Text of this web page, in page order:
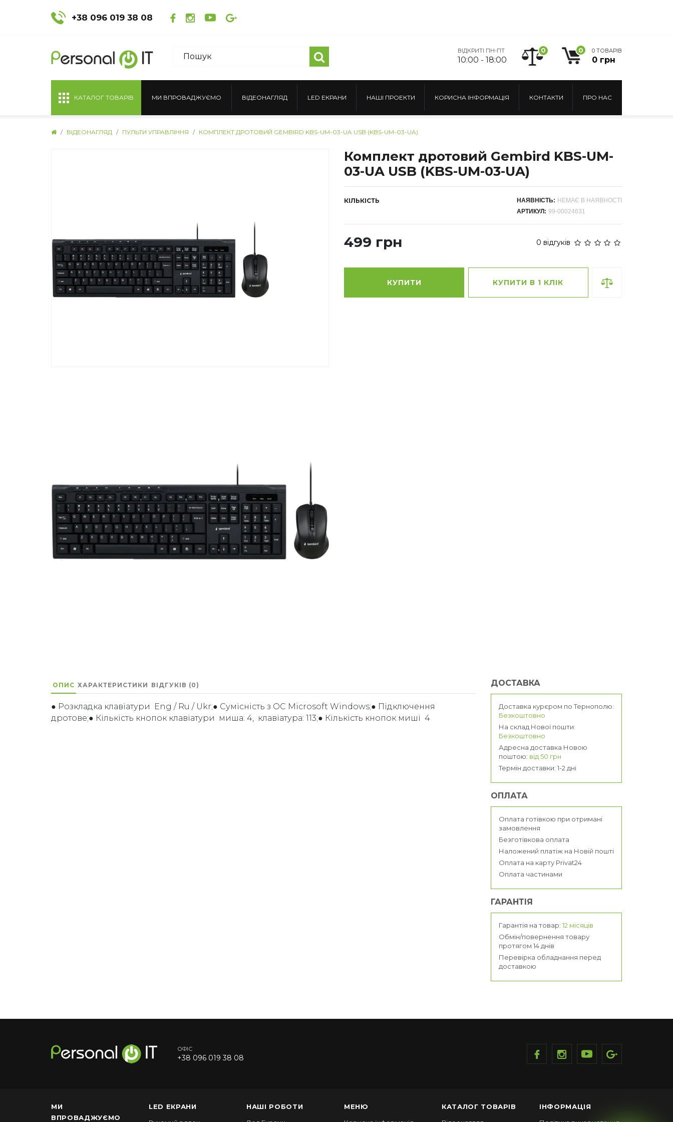
+38 096 019 38 08
ВІДКРИТІ ПН-ПТ
10:00 - 18:00
0 0 0 ТОВАРІВ
0 грн
КАТАЛОГ ТОВАРІВ МИ ВПРОВАДЖУЄМО ВІДЕОНАГЛЯД LED ЕКРАНИ НАШІ ПРОЕКТИ КОРИСНА ІНФОРМАЦІЯ КОНТАКТИ ПРО НАС
ВІДЕОНАГЛЯД ПУЛЬТИ УПРАВЛІННЯ КОМПЛЕКТ ДРОТОВИЙ GEMBIRD KBS-UM-03-UA USB (KBS-UM-03-UA)
Комплект дротовий Gembird KBS-UM-
03-UA USB (KBS-UM-03-UA)
КІЛЬКІСТЬ НАЯВНІСТЬ: НЕМАЄ В НАЯВНОСТІ
АРТИКУЛ: 99-00024631
499 грн 0 відгуків
КУПИТИ КУПИТИ В 1 КЛІК
ОПИС ХАРАКТЕРИСТИКИ ВІДГУКІВ (0)
● Розкладка клавіатури Eng / Ru / Ukr;● Сумісність з ОС Microsoft Windows;● Підключення
дротове;● Кількість кнопок клавіатури миша: 4, клавіатура: 113;● Кількість кнопок миші 4
ДОСТАВКА
Доставка курєром по Тернополю:
Безкоштовно
На склад Нової пошти:
Безкоштовно
Адресна доставка Новою
поштою: від 50 грн
Термін доставки: 1-2 дні
ОПЛАТА
Оплата готівкою при отримані
замовлення
Безготівкова оплата
Наложений платіж на Новій пошті
Оплата на карту Privat24
Оплата частинами
ГАРАНТІЯ
Гарантія на товар: 12 місяців
Обмін/повернення товару
протягом 14 днів
Перевірка обладнання перед
доставкою
ОФІС
+38 096 019 38 08
МИ
ВПРОВАДЖУЄМО
LED ЕКРАНИ
НАШІ РОБОТИ
МЕНЮ
КАТАЛОГ ТОВАРІВ
ІНФОРМАЦІЯ